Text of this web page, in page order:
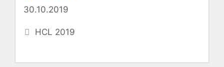
30.10.2019
Categorii
HCL 2019